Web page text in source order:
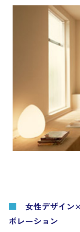
■ 女性デザイン
ボレーション